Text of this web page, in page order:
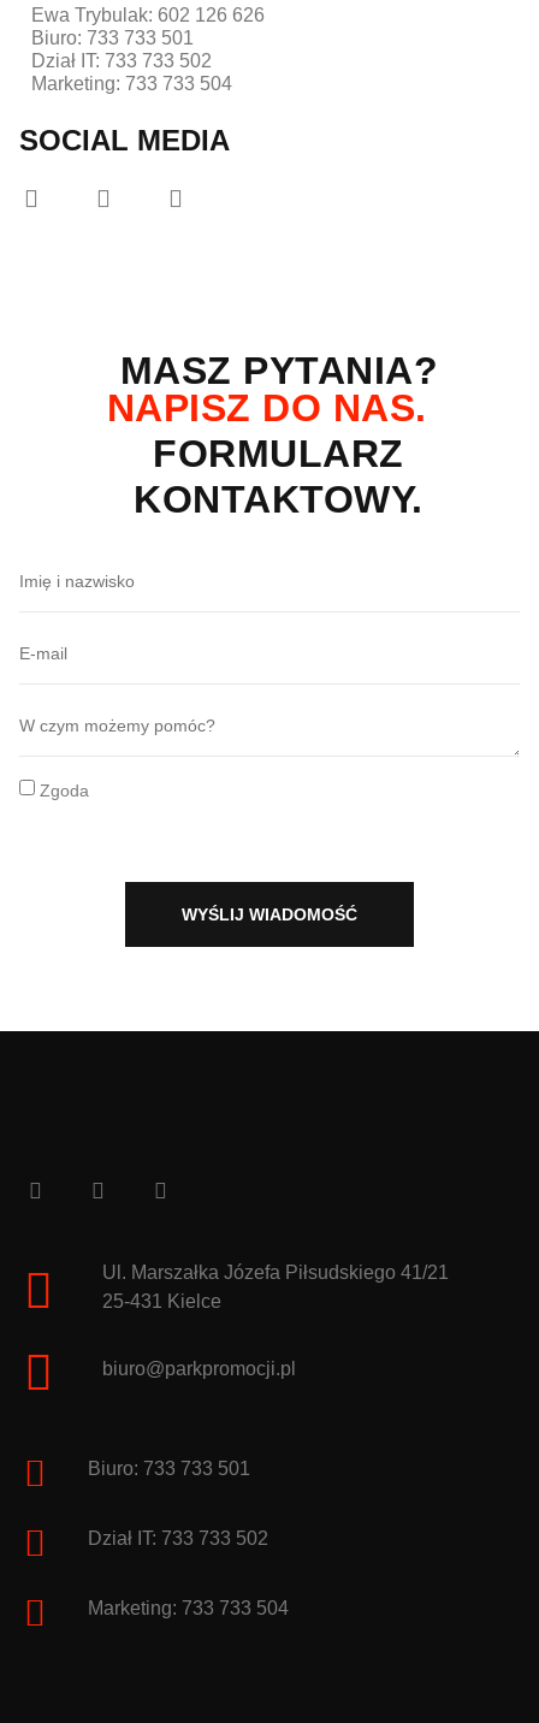
Ewa Trybulak: 602 126 626
Biuro: 733 733 501
Dział IT: 733 733 502
Marketing: 733 733 504
SOCIAL MEDIA
MASZ PYTANIA?
NAPISZ DO NAS.
FORMULARZ
KONTAKTOWY.
Zgoda
WYŚLIJ WIADOMOŚĆ
Ul. Marszałka Józefa Piłsudskiego 41/21
25-431 Kielce
biuro@parkpromocji.pl
Biuro: 733 733 501
Dział IT: 733 733 502
Marketing: 733 733 504